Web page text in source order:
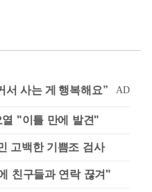
열 "이틀 만에 발견"
고백한 기쁨조 검사
친구들과 연락 끊겨"